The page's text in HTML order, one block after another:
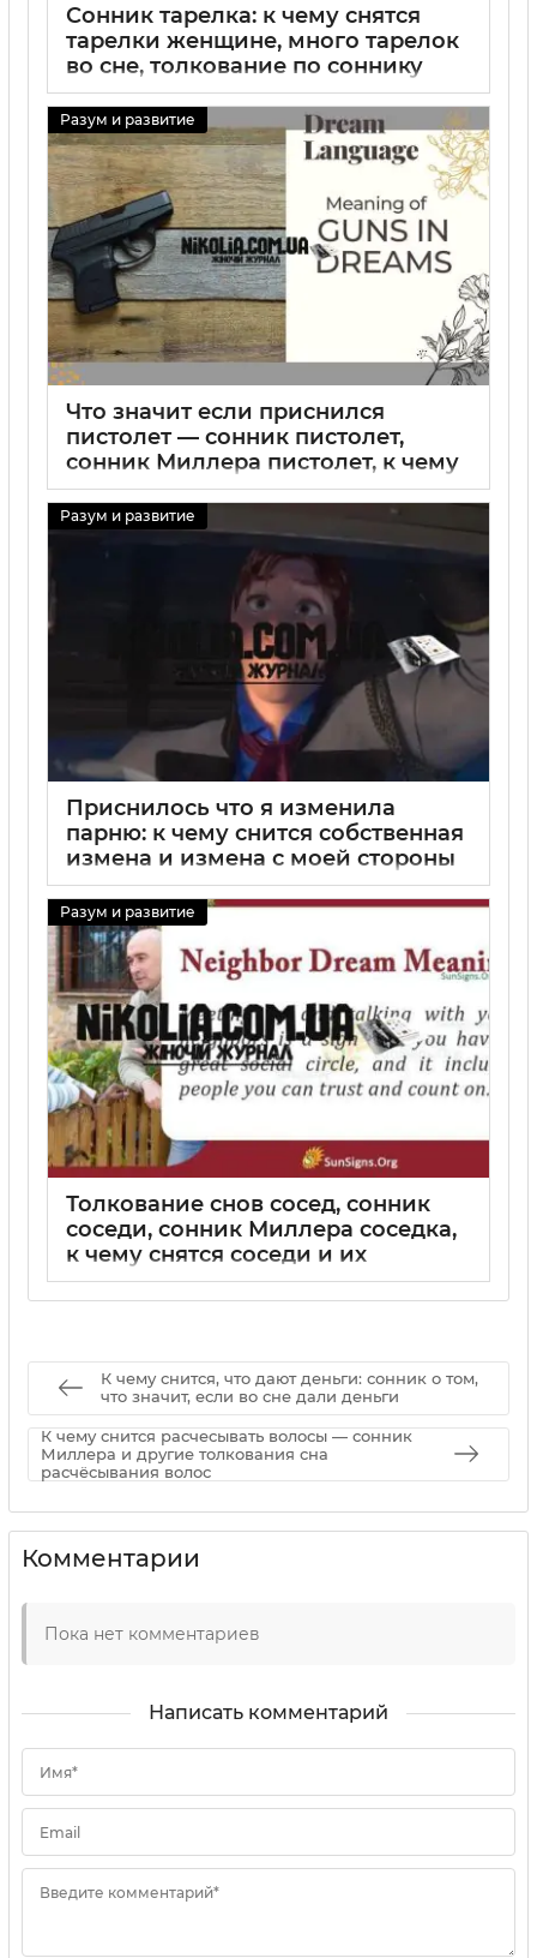
Сонник тарелка: к чему снятся
тарелки женщине, много тарелок
во сне, толкование по соннику
Миллера
29 08 2025
Разум и развитие
Что значит если приснился
пистолет — сонник пистолет,
сонник Миллера пистолет, к чему
снится пистолет, видеть во сне
пистолет
Разум и развитие
Приснилось что я изменила
парню: к чему снится собственная
измена и измена с моей стороны
Разум и развитие
Толкование снов сосед, сонник
соседи, сонник Миллера соседка,
к чему снятся соседи и их
значение
К чему снится, что дают деньги: сонник о том,
что значит, если во сне дали деньги
К чему снится расчесывать волосы — сонник
Миллера и другие толкования сна
расчёсывания волос
Комментарии
Пока нет комментариев
Написать комментарий
Имя*
Email
Введите комментарий*